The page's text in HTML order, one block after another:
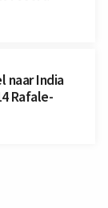
naar India
Rafale-